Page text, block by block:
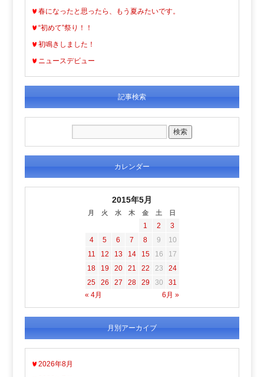
春になったと思ったら、もう夏みたいです。
“初めて”祭り！！
初鳴きしました！
ニュースデビュー
記事検索
カレンダー
2015年5月
月 火 水 木 金 土 日
« 4月 6月 »
1 2
3
4
5 6 7 8 9
10
11
12 13 14 15 16
17
18
19 20 21 22 23
24
25
26 27 28 29 30 31
月別アーカイブ
2026年8月